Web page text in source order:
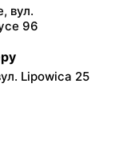
вул.
96
Lipowica 25
Rynek 30